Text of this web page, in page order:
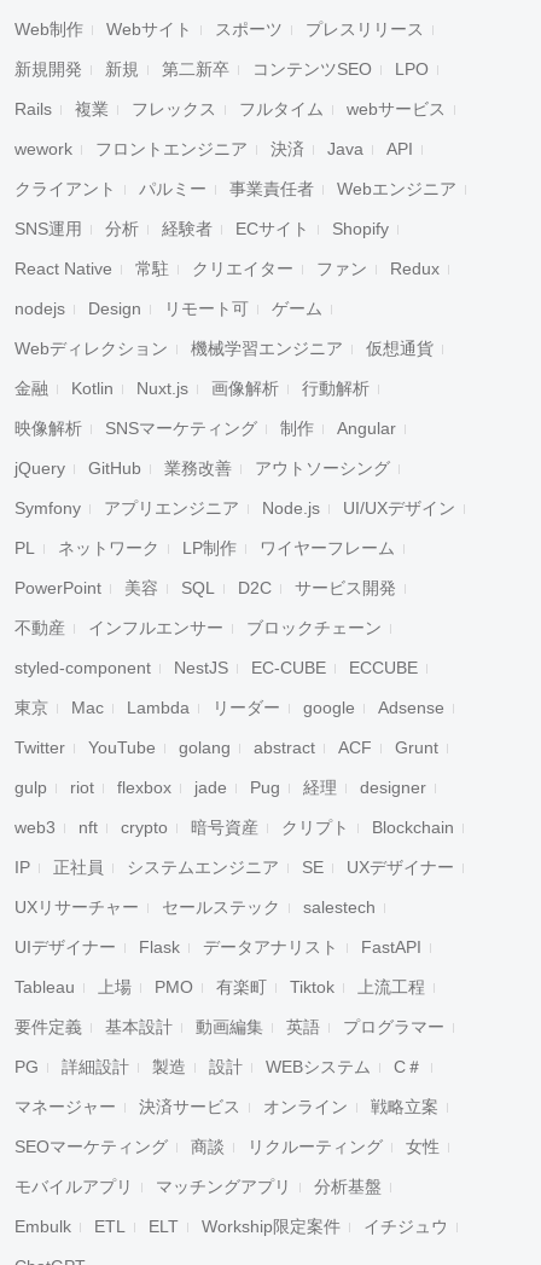
Web制作 Webサイト スポーツ プレスリリース
新規開発 新規 第二新卒 コンテンツSEO LPO
Rails 複業 フレックス フルタイム webサービス
wework フロントエンジニア 決済 Java API
クライアント パルミー 事業責任者 Webエンジニア
SNS運用 分析 経験者 ECサイト Shopify
React Native 常駐 クリエイター ファン Redux
nodejs Design リモート可 ゲーム
Webディレクション 機械学習エンジニア 仮想通貨
金融 Kotlin Nuxt.js 画像解析 行動解析
映像解析 SNSマーケティング 制作 Angular
jQuery GitHub 業務改善 アウトソーシング
Symfony アプリエンジニア Node.js UI/UXデザイン
PL ネットワーク LP制作 ワイヤーフレーム
PowerPoint 美容 SQL D2C サービス開発
不動産 インフルエンサー ブロックチェーン
styled-component NestJS EC-CUBE ECCUBE
東京 Mac Lambda リーダー google Adsense
Twitter YouTube golang abstract ACF Grunt
gulp riot flexbox jade Pug 経理 designer
web3 nft crypto 暗号資産 クリプト Blockchain
IP 正社員 システムエンジニア SE UXデザイナー
UXリサーチャー セールステック salestech
UIデザイナー Flask データアナリスト FastAPI
Tableau 上場 PMO 有楽町 Tiktok 上流工程
要件定義 基本設計 動画編集 英語 プログラマー
PG 詳細設計 製造 設計 WEBシステム C＃
マネージャー 決済サービス オンライン 戦略立案
SEOマーケティング 商談 リクルーティング 女性
モバイルアプリ マッチングアプリ 分析基盤
Embulk ETL ELT Workship限定案件 イチジュウ